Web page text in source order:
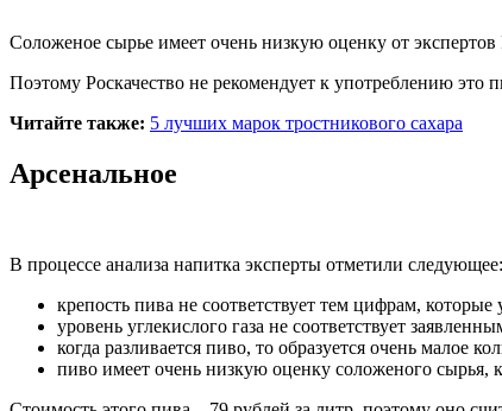
Соложеное сырье имеет очень низкую оценку от экспертов
Поэтому Роскачество не рекомендует к употреблению это
Читайте также: 5 лучших марок тростникового сахара
Арсенальное
В процессе анализа напитка эксперты отметили следующее:
крепость пива не соответствует тем цифрам, которые
уровень углекислого газа не соответствует
когда разливается пиво, то образуется очень малое
пиво имеет очень низкую оценку соложеного сырья,